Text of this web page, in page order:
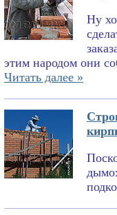
Ну
этим народом они
Читать далее »